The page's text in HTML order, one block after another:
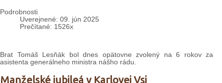
Podrobnosti
Uverejnené: 09. jún 2025
Prečítané: 1526x
Brat Tomáš Lesňák bol dnes opätovne zvolený na 6 rokov za
asistenta generálneho ministra nášho rádu.
Manželské jubileá v Karlovej Vsi